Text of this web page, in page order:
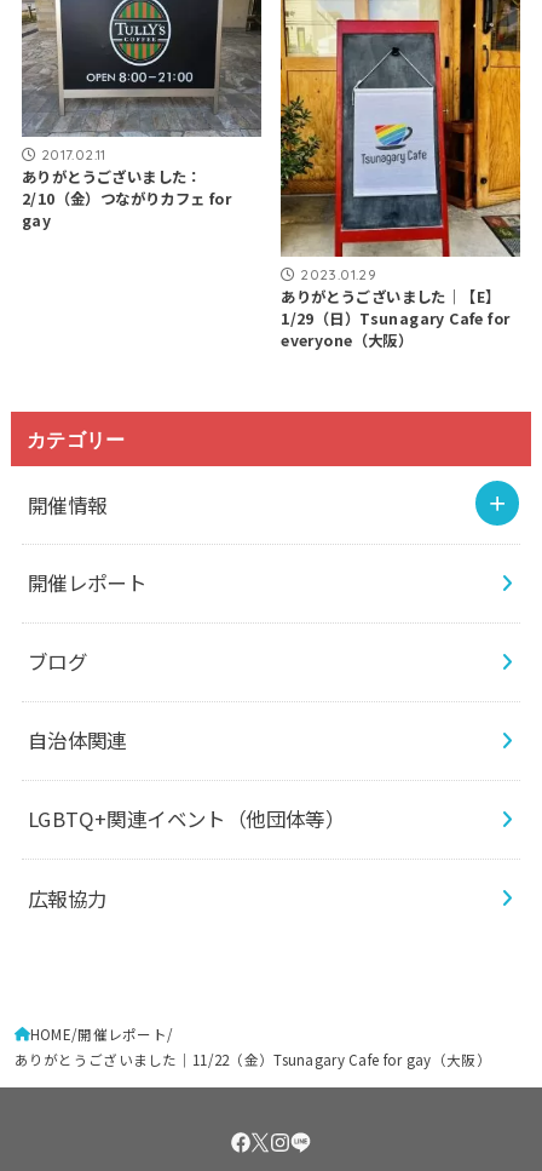
2017.02.11
ありがとうございました：
2/10（金）つながりカフェ for
gay
2023.01.29
ありがとうございました｜【E】
1/29（日）Tsunagary Cafe for
everyone（大阪）
カテゴリー
開催情報
開催レポート
ブログ
自治体関連
LGBTQ+関連イベント（他団体等）
広報協力
HOME 開催レポート
ありがとうございました｜11/22（金）Tsunagary Cafe for gay（大阪）